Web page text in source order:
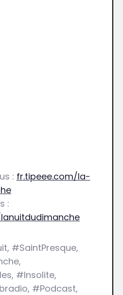
: fr.tipeee.com/la-
:
#SaintPresque,
#Insolite,
#Podcast,